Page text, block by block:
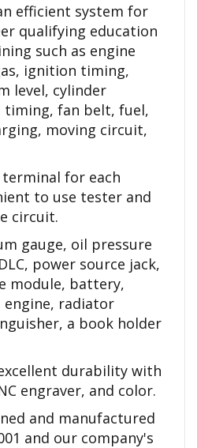
efficient system for
qualifying education
such as engine
ignition timing,
level, cylinder
timing, fan belt, fuel,
moving circuit,
for each
to use tester and
circuit.
gauge, oil pressure
power source jack,
module, battery,
engine, radiator
a book holder
durability with
engraver, and color.
and manufactured
and our company's